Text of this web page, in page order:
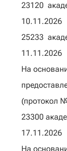
23120
10.11.2026
25233
11.11.2026
На
(протокол
23300
17.11.2026
На